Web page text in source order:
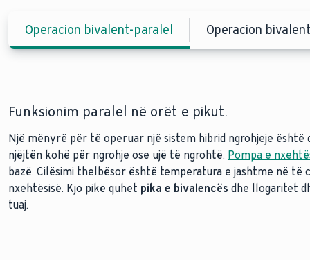
Operacion bivalent-paralel Operacion
Funksionim paralel në orët e pikut.
Një mënyrë për të operuar një sistem hibrid ngrohjeje
njëjtën kohë për ngrohje ose ujë të ngrohtë. Pompa e
bazë. Cilësimi thelbësor është temperatura e jashtme në
nxehtësisë. Kjo pikë quhet pika e bivalencës dhe llogaritet
tuaj.
bojlerin e
pikë trivalence